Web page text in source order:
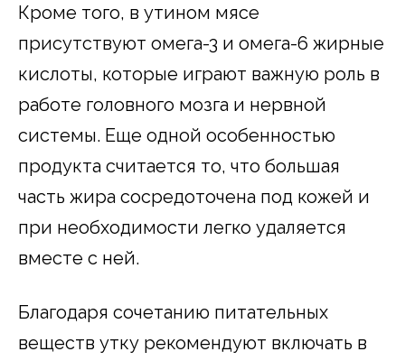
Кроме того, в утином мясе
присутствуют омега-3 и омега-6 жирные
кислоты, которые играют важную роль в
работе головного мозга и нервной
системы. Еще одной особенностью
продукта считается то, что большая
часть жира сосредоточена под кожей и
при необходимости легко удаляется
вместе с ней.
Благодаря сочетанию питательных
веществ утку рекомендуют включать в